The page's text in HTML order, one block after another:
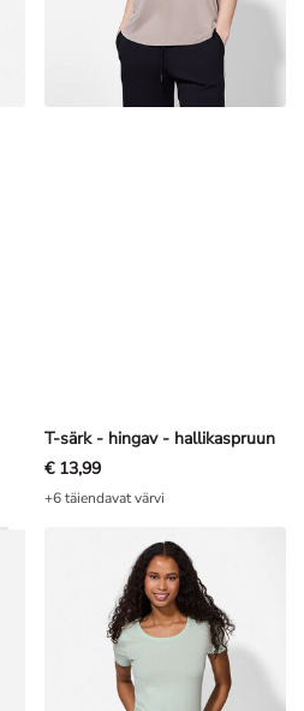
€ 13,99
+6 täiendavat värvi